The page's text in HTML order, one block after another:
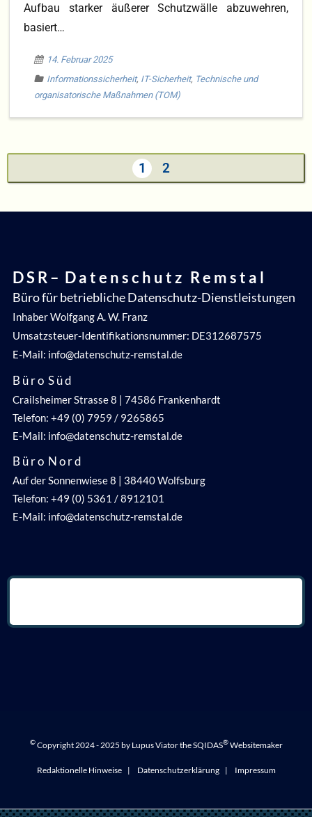
Aufbau starker äußerer Schutzwälle abzuwehren,
basiert…
14. Februar 2025
Informationssicherheit, IT-Sicherheit, Technische und
organisatorische Maßnahmen (TOM)
1 2
D S R – D a t e n s c h u t z R e m s t a l
Büro für betriebliche Datenschutz-Dienstleistungen
Inhaber Wolfgang A. W. Franz
Umsatzsteuer-Identifikationsnummer: DE312687575
E-Mail: info@datenschutz-remstal.de
B ü r o S ü d
Crailsheimer Strasse 8 | 74586 Frankenhardt
Telefon: +49 (0) 7959 / 9265865
E-Mail: info@datenschutz-remstal.de
B ü r o N o r d
Auf der Sonnenwiese 8 | 38440 Wolfsburg
Telefon: +49 (0) 5361 / 8912101
E-Mail: info@datenschutz-remstal.de
©Copyright 2024 - 2025 by Lupus Viator the SQIDAS®Websitemaker
Redaktionelle Hinweise Datenschutzerklärung Impressum